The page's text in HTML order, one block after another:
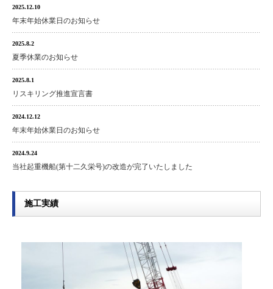
2025.12.10
年末年始休業日のお知らせ
2025.8.2
夏季休業のお知らせ
2025.8.1
リスキリング推進宣言書
2024.12.12
年末年始休業日のお知らせ
2024.9.24
当社起重機船(第十二久栄号)の改造が完了いたしました
施工実績